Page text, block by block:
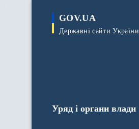
GOV.UA
Державні сайти України
Уряд і органи влади